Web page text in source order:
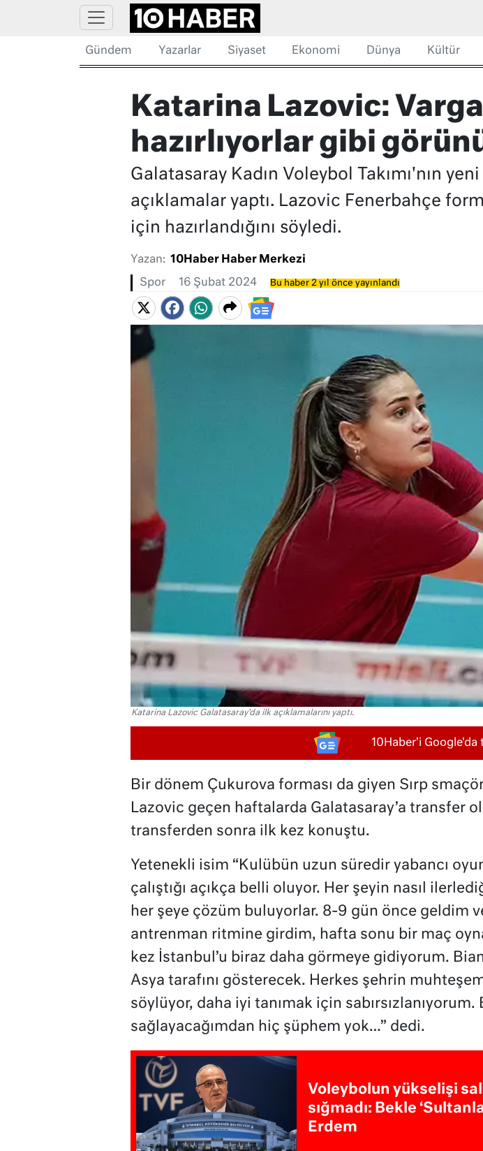
Gündem Yazarlar Siyaset Ekonomi Dünya Kültür
Katarina Lazovic:
hazırlıyorlar gibi
Galatasaray Kadın Voleybol Takımı'nın
açıklamalar yaptı. Lazovic Fenerbahçe
için hazırlandığını söyledi.
Yazan: 10Haber Haber Merkezi
Spor 16 Şubat 2024 Bu haber 2 yıl önce yayınlandı
Katarina Lazovic Galatasaray'da ilk açıklamalarını yaptı.
10Haber'i Google'da
Bir dönem Çukurova forması da giyen Sırp
Lazovic geçen haftalarda Galatasaray’a transfer
transferden sonra ilk kez konuştu.
Yetenekli isim “Kulübün uzun süredir yabancı
çalıştığı açıkça belli oluyor. Her şeyin nasıl
her şeye çözüm buluyorlar. 8-9 gün önce geldim
antrenman ritmine girdim, hafta sonu bir maç
kez İstanbul’u biraz daha görmeye gidiyorum.
Asya tarafını gösterecek. Herkes şehrin
söylüyor, daha iyi tanımak için sabırsızlanıyorum.
sağlayacağımdan hiç şüphem yok…” dedi.
Voleybolun yükselişi
sığmadı: Bekle
Erdem